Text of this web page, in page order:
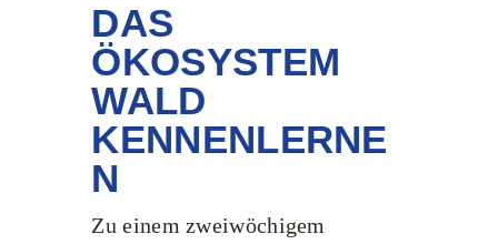
DAS
ÖKOSYSTEM
WALD
KENNENLERNE
N
Zu einem zweiwöchigem